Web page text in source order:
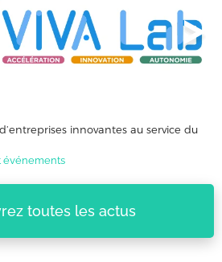
innovantes au service du
événements
toutes les actus